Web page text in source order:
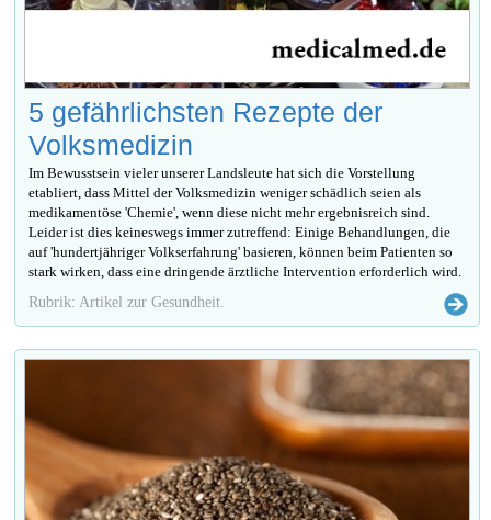
5 gefährlichsten Rezepte der
Volksmedizin
Im Bewusstsein vieler unserer Landsleute hat sich die Vorstellung
etabliert, dass Mittel der Volksmedizin weniger schädlich seien als
medikamentöse 'Chemie', wenn diese nicht mehr ergebnisreich sind.
Leider ist dies keineswegs immer zutreffend: Einige Behandlungen, die
auf 'hundertjähriger Volkserfahrung' basieren, können beim Patienten so
stark wirken, dass eine dringende ärztliche Intervention erforderlich wird.
Rubrik: Artikel zur Gesundheit.